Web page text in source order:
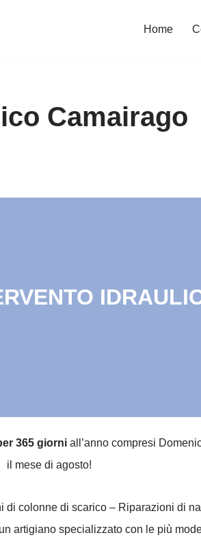
Home
Camairago
365 giorniall’anno compresi
il mese di agosto!
di colonne di scarico – Riparazioni di
artigiano specializzato con le più